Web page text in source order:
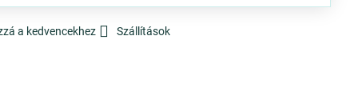
a kedvencekhez Szállítások